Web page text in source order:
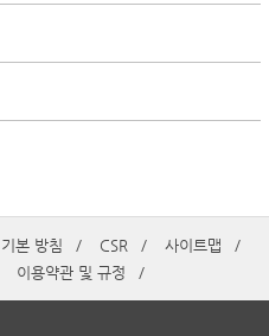
본 방침 CSR
사이트맵
이용약관 및 규정